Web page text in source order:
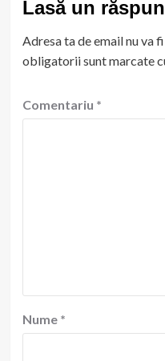
Lasă un
Adresa ta de email nu va
obligatorii sunt marcate
Comentariu *
Nume *